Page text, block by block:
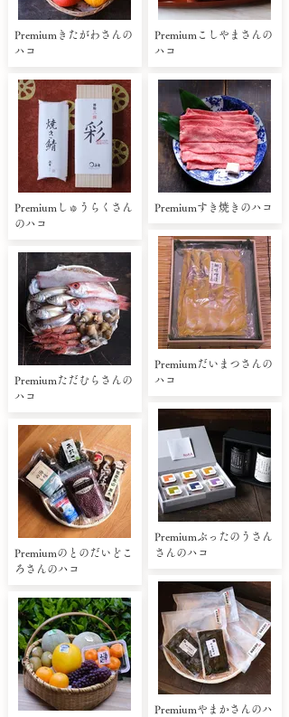
Premiumきたがわさんの
ハコ
Premiumしゅうらくさん
のハコ
Premiumただむらさんの
ハコ
Premiumのとのだいどこ
ろさんのハコ
Premiumこしやまさんの
ハコ
Premiumすき焼きのハコ
Premiumだいまつさんの
ハコ
Premiumぶったのうさん
さんのハコ
Premiumやまかさんのハ